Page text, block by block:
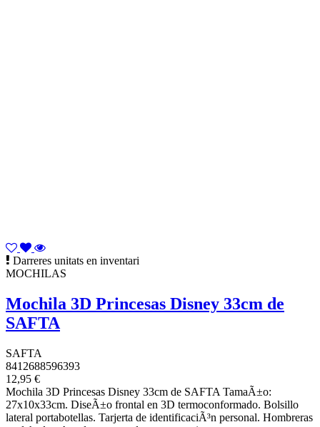
Darreres unitats en inventari
MOCHILAS
Mochila 3D Princesas Disney 33cm de
SAFTA
SAFTA
8412688596393
12,95 €
Mochila 3D Princesas Disney 33cm de SAFTA TamaÃ±o:
27x10x33cm. DiseÃ±o frontal en 3D termoconformado. Bolsillo
lateral portabotellas. Tarjerta de identificaciÃ³n personal. Hombreras